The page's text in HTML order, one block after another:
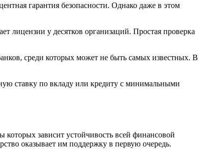
гарантия безопасности. Однако даже в этом
лицензии у десятков организаций. Простая проверка
среди которых может не быть самых известных. В
ставку по вкладу или кредиту с минимальными
зависит устойчивость всей финансовой
оказывает им поддержку в первую очередь.